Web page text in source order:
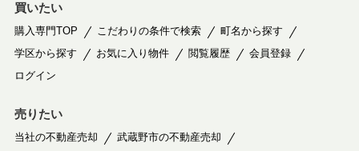
買いたい
購入専門TOP こだわりの条件で検索
町名から探す
学区から探す
お気に入り物件 閲覧履歴
会員登録
ログイン
売りたい
当社の不動産売却
武蔵野市の不動産売却